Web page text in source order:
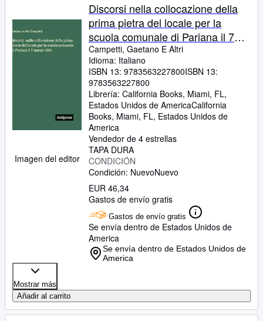
Imagen del editor
Discorsi nella collocazione della
prima pietra del locale per la
scuola comunale di Pariana il 7
marzo 1869 (Italian Edition)
Campetti, Gaetano E Altri
Idioma: Italiano
ISBN 13: 9783563227800ISBN 13:
9783563227800
Librería: California Books, Miami, FL,
Estados Unidos de AmericaCalifornia
Books, Miami, FL, Estados Unidos de
America
Vendedor de 4 estrellas
TAPA DURA
CONDICIÓN
Condición: NuevoNuevo
EUR 46,34
Gastos de envío gratis
Gastos de envío gratis
Se envía dentro de Estados Unidos de
America
Se envía dentro de Estados Unidos de
America
Mostrar más
Añadir al carrito